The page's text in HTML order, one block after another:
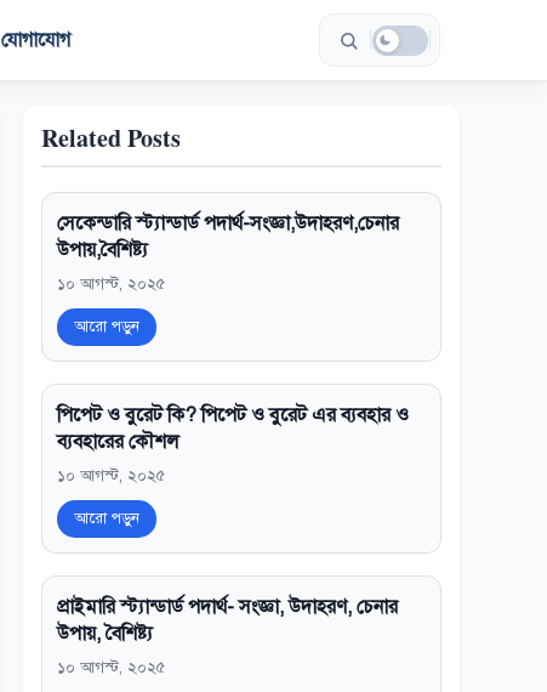
যোগাযোগ
Related Posts
সেকেন্ডারি স্ট্যান্ডার্ড পদার্থ-সংজ্ঞা,উদাহরণ,চেনার
উপায়,বৈশিষ্ট্য
১০ আগস্ট, ২০২৫
আরো পড়ুন
পিপেট ও বুরেট কি? পিপেট ও বুরেট এর ব্যবহার ও
ব্যবহারের কৌশল
১০ আগস্ট, ২০২৫
আরো পড়ুন
প্রাইমারি স্ট্যান্ডার্ড পদার্থ- সংজ্ঞা, উদাহরণ, চেনার
উপায়, বৈশিষ্ট্য
১০ আগস্ট, ২০২৫